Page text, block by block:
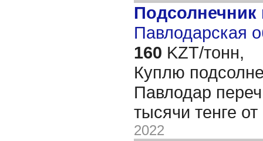
Павлодарская
160 KZT/тонн,
Куплю
Павлодар
тысячи тенге
2022